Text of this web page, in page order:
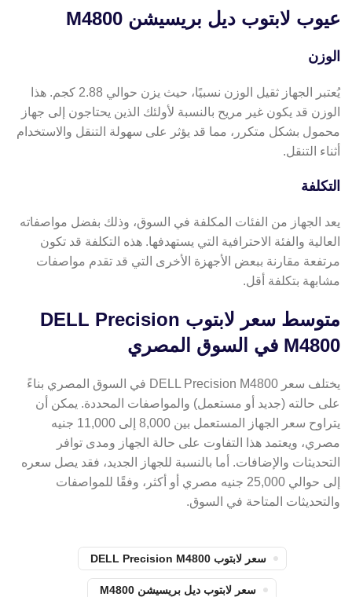
عيوب لابتوب ديل بريسيشن M4800
الوزن
يُعتبر الجهاز ثقيل الوزن نسبيًا، حيث يزن حوالي 2.88 كجم. هذا
الوزن قد يكون غير مريح بالنسبة لأولئك الذين يحتاجون إلى جهاز
محمول بشكل متكرر، مما قد يؤثر على سهولة التنقل والاستخدام
أثناء التنقل.
التكلفة
يعد الجهاز من الفئات المكلفة في السوق، وذلك بفضل مواصفاته
العالية والفئة الاحترافية التي يستهدفها. هذه التكلفة قد تكون
مرتفعة مقارنة ببعض الأجهزة الأخرى التي قد تقدم مواصفات
مشابهة بتكلفة أقل.
متوسط سعر لابتوب DELL Precision
M4800 في السوق المصري
يختلف سعر DELL Precision M4800 في السوق المصري بناءً
على حالته (جديد أو مستعمل) والمواصفات المحددة. يمكن أن
يتراوح سعر الجهاز المستعمل بين 8,000 إلى 11,000 جنيه
مصري، ويعتمد هذا التفاوت على حالة الجهاز ومدى توافر
التحديثات والإضافات. أما بالنسبة للجهاز الجديد، فقد يصل سعره
إلى حوالي 25,000 جنيه مصري أو أكثر، وفقًا للمواصفات
والتحديثات المتاحة في السوق.
سعر لابتوب DELL Precision M4800
سعر لابتوب ديل بريسيشن M4800